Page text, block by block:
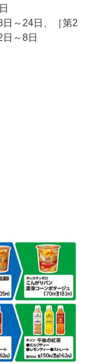
日～24日、［第2
～8日